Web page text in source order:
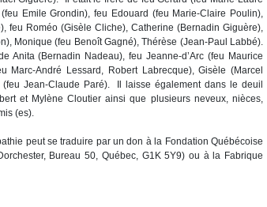
Emile Grondin), feu Edouard (feu Marie-Claire Poulin),
feu Roméo (Gisèle Cliche), Catherine (Bernadin Giguère),
Monique (feu Benoît Gagné), Thérèse (Jean-Paul Labbé).
Anita (Bernadin Nadeau), feu Jeanne-d’Arc (feu Maurice
Marc-André Lessard, Robert Labrecque), Gisèle (Marcel
(feu Jean-Claude Paré). Il laisse également dans le deuil
et Mylène Cloutier ainsi que plusieurs neveux, nièces,
(es).
peut se traduire par un don à la Fondation Québécoise
Bureau 50, Québec, G1K 5Y9) ou à la Fabrique